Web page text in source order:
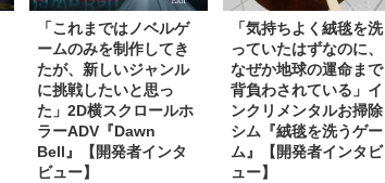
「これまではノベルゲ
ームのみを制作してき
たが、新しいジャンル
に挑戦したいと思っ
た」2D横スクロールホ
ラーADV『Dawn
Bell』【開発者インタ
ビュー】
「気持ちよく絨毯を洗
っていたはずなのに、
なぜか地球の運命まで
背負わされている」イ
ンクリメンタルお掃除
シム『絨毯を洗うゲー
ム』【開発者インタビ
ュー】